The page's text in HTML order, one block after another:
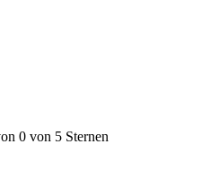
0 von 5 Sternen